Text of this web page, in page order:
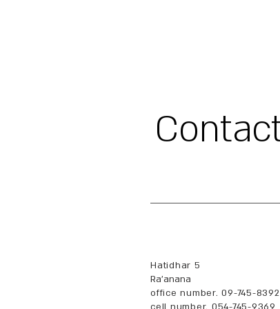
Hatidhar 5
Ra'anana
office number. 09-745-8392